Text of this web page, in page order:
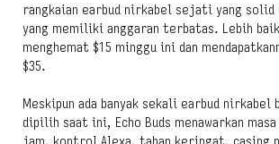
rangkaian earbud nirkabel sejati yang solid
yang memiliki anggaran terbatas. Lebih
menghemat $15 minggu ini dan
$35.
Meskipun ada banyak sekali earbud nirkabel
dipilih saat ini, Echo Buds menawarkan